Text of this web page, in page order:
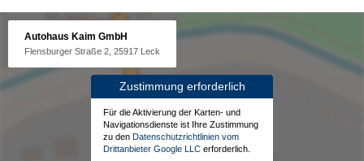
Autohaus Kaim GmbH
Flensburger Straße 2, 25917 Leck
Zustimmung erforderlich
Für die Aktivierung der Karten- und
Navigationsdienste ist Ihre Zustimmung
zu den Datenschutzrichtlinien vom
Drittanbieter Google LLC erforderlich.